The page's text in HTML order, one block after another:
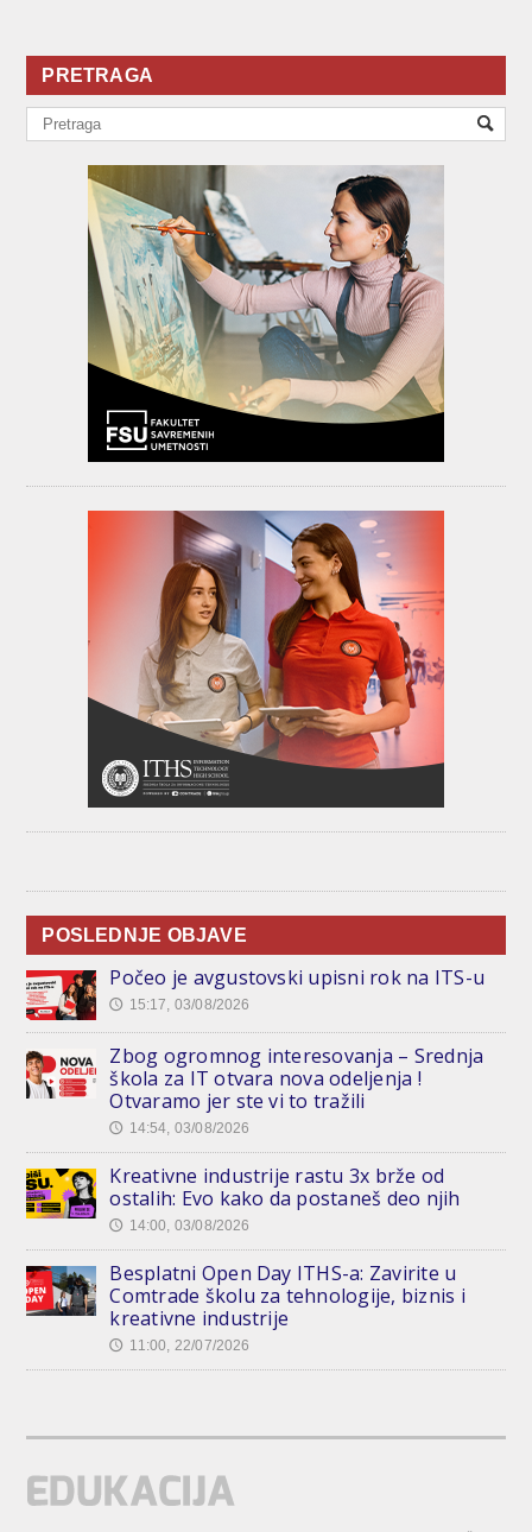
PRETRAGA
POSLEDNJE OBJAVE
Počeo je avgustovski upisni rok na ITS-u
🕔 15:17, 03/08/2026
Zbog ogromnog interesovanja – Srednja
škola za IT otvara nova odeljenja !
Otvaramo jer ste vi to tražili
🕔 14:54, 03/08/2026
Kreativne industrije rastu 3x brže od
ostalih: Evo kako da postaneš deo njih
🕔 14:00, 03/08/2026
Besplatni Open Day ITHS-a: Zavirite u
Comtrade školu za tehnologije, biznis i
kreativne industrije
🕔 11:00, 22/07/2026